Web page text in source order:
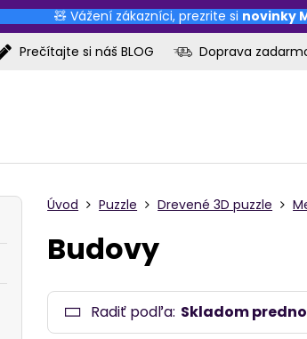
🧸 Vážení zákazníci, prezrite si novinky
Prečítajte si náš BLOG Doprava
Úvod Puzzle Drevené 3D puzzle
Budovy
Radiť podľa: Skladom